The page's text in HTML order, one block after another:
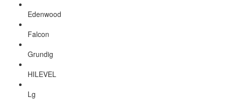
Edenwood
Falcon
Grundig
HILEVEL
Lg